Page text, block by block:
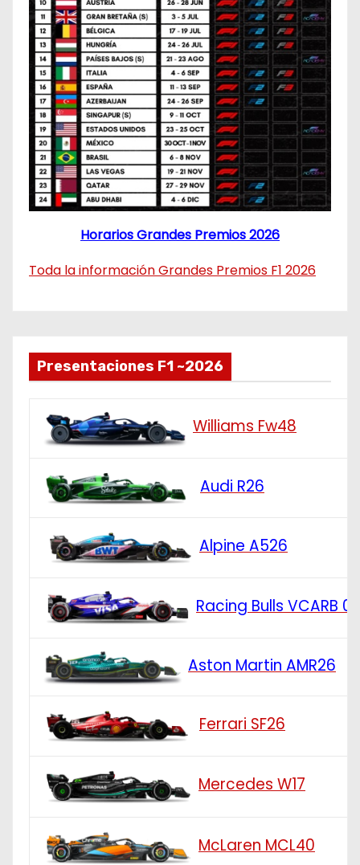
Horarios Grandes Premios 2026
Toda la información Grandes Premios F1 2026
Presentaciones F1 ~2026
Williams Fw48
Audi R26
Alpine A526
Racing Bulls VCARB 03
Aston Martin AMR26
Ferrari SF26
Mercedes W17
McLaren MCL40